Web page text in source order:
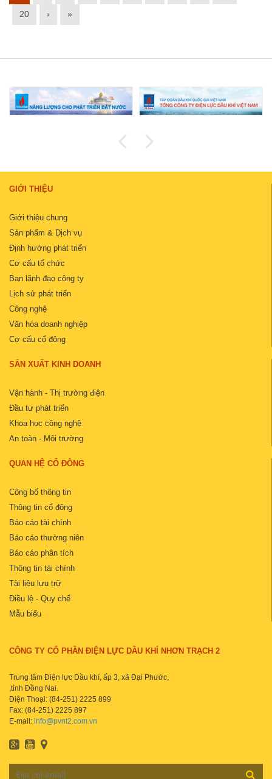
20 › »
GIỚI THIỆU
Giới thiệu chung
Sản phẩm & Dịch vụ
Định hướng phát triển
Cơ cấu tổ chức
Ban lãnh đạo công ty
Lịch sử phát triển
Công nghệ
Văn hóa doanh nghiệp
Cơ cấu cổ đông
SẢN XUẤT KINH DOANH
Vận hành - Thị trường điện
Đầu tư phát triển
Khoa học công nghệ
An toàn - Môi trường
QUAN HỆ CỔ ĐÔNG
Công bố thông tin
Thông tin cổ đông
Báo cáo tài chính
Báo cáo thường niên
Báo cáo phân tích
Thông tin tài chính
Tài liệu lưu trữ
Điều lệ - Quy chế
Mẫu biểu
CÔNG TY CỔ PHẦN ĐIỆN LỰC DẦU KHÍ NHƠN TRẠCH 2
Trung tâm Điện lực Dầu khí, ấp 3, xã Đại Phước,
,tỉnh Đồng Nai.
Điện Thoại: (84-251) 2225 899
Fax: (84-251) 2225 897
E-mail: info@pvnt2.com.vn